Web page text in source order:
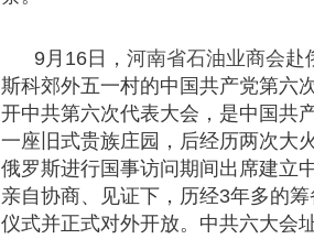
9月16日， 河南省石油业商会赴
斯科郊外五一村的中国共产党第六
开中共第六次代表大会，是中国共
一座旧式贵族庄园，后经历两次大
俄罗斯进行国事访问期间出席建立
亲自协商、见证下，历经3年多的
仪式并正式对外开放。中共六大会